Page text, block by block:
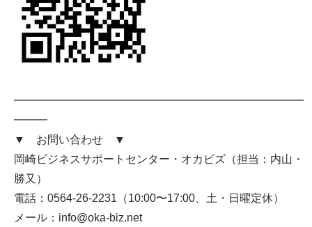
━━━━━━━━━━━━━━━━━━━━━━━━━━
━━━
▼ お問い合わせ ▼
岡崎ビジネスサポートセンター・オカビズ（担当：内山・
勝又）
電話：0564-26-2231（10:00〜17:00、土・日曜定休）
メール：info@oka-biz.net